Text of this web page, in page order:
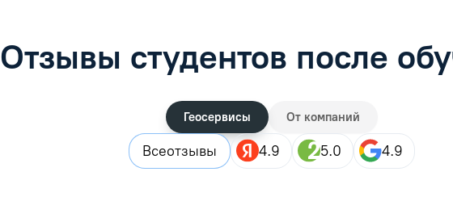
Отзывы студентов после
Геосервисы От компаний
Всеотзывы 4.9 5.0 4.9